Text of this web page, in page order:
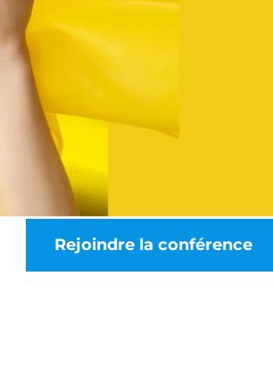
Rejoindre la conférence